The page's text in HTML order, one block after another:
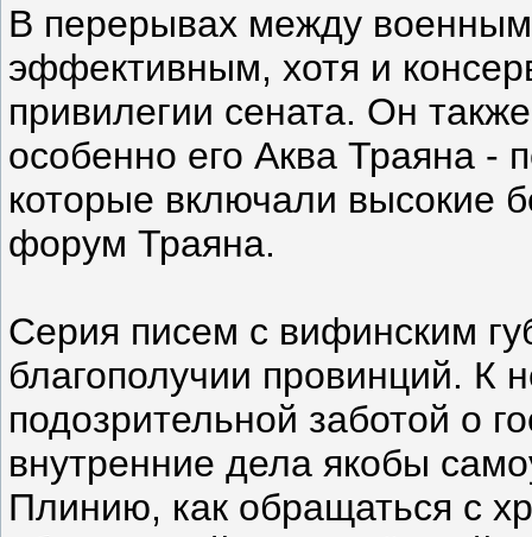
В перерывах между
эффективным, хотя и
привилегии сената. Он
особенно его Аква Траяна -
которые включали высокие
форум Траяна.
Серия писем с вифинским
благополучии провинций. К
подозрительной заботой о
внутренние дела якобы
Плинию, как обращаться с